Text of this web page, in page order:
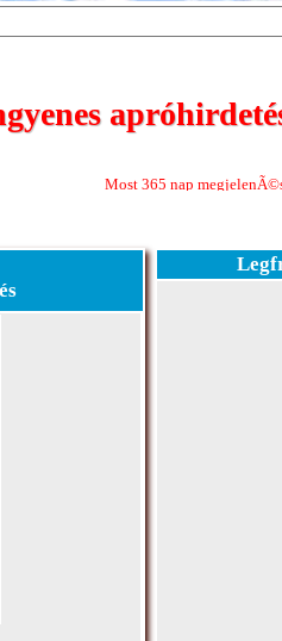
Most 365 nap megjelenÃ©s,Ã©s 50db